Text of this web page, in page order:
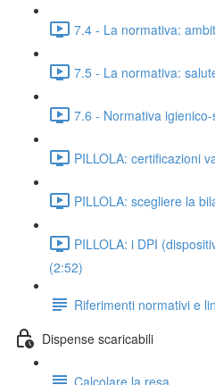
7.4 - La normativa:
7.5 - La normativa:
7.6 - Normativa
PILLOLA: certificazioni
PILLOLA: scegliere la
PILLOLA: i DPI
(2:52)
Riferimenti normativi e
Dispense scaricabili
Calcolare la resa